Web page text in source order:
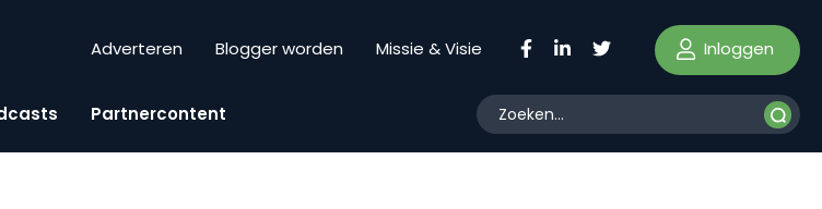
Adverteren Blogger worden Missie & Visie Inloggen
Partnercontent